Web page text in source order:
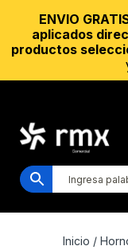
Inicio /
ENVIO
aplicados
productos